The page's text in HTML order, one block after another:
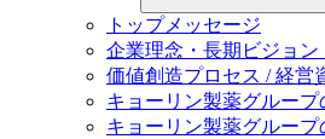
トップメッセージ
企業理念・長期ビジョ
価値創造プロセス / 経営
キョーリン製薬グループ
キョーリン製薬グループ